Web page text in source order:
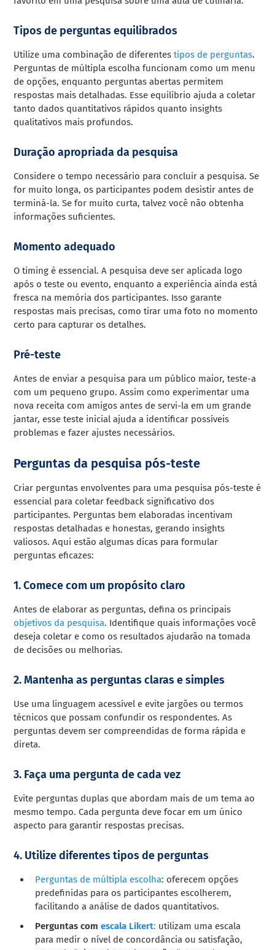
Tipos de perguntas equilibrados
Utilize uma combinação de diferentestipos de perguntas.
Perguntas de múltipla escolha funcionam como um menu
de opções, enquanto perguntas abertas permitem
respostas mais detalhadas. Esse equilíbrio ajuda a coletar
tanto dados quantitativos rápidos quanto insights
qualitativos mais profundos.
Duração apropriada da pesquisa
Considere o tempo necessário para concluir a pesquisa. Se
for muito longa, os participantes podem desistir antes de
terminá-la. Se for muito curta, talvez você não obtenha
informações suficientes.
Momento adequado
O timing é essencial. A pesquisa deve ser aplicada logo
após o teste ou evento, enquanto a experiência ainda está
fresca na memória dos participantes. Isso garante
respostas mais precisas, como tirar uma foto no momento
certo para capturar os detalhes.
Pré-teste
Antes de enviar a pesquisa para um público maior, teste-a
com um pequeno grupo. Assim como experimentar uma
nova receita com amigos antes de servi-la em um grande
jantar, esse teste inicial ajuda a identificar possíveis
problemas e fazer ajustes necessários.
Perguntas da pesquisa pós-teste
Criar perguntas envolventes para uma pesquisa pós-teste é
essencial para coletar feedback significativo dos
participantes. Perguntas bem elaboradas incentivam
respostas detalhadas e honestas, gerando insights
valiosos. Aqui estão algumas dicas para formular
perguntas eficazes:
1. Comece com um propósito claro
Antes de elaborar as perguntas, defina os principais
objetivos da pesquisa. Identifique quais informações você
deseja coletar e como os resultados ajudarão na tomada
de decisões ou melhorias.
2. Mantenha as perguntas claras e simples
Use uma linguagem acessível e evite jargões ou termos
técnicos que possam confundir os respondentes. As
perguntas devem ser compreendidas de forma rápida e
direta.
3. Faça uma pergunta de cada vez
Evite perguntas duplas que abordam mais de um tema ao
mesmo tempo. Cada pergunta deve focar em um único
aspecto para garantir respostas precisas.
4. Utilize diferentes tipos de perguntas
Perguntas de múltipla escolha: oferecem opções
predefinidas para os participantes escolherem,
facilitando a análise de dados quantitativos.
Perguntas comescala Likert: utilizam uma escala
para medir o nível de concordância ou satisfação,